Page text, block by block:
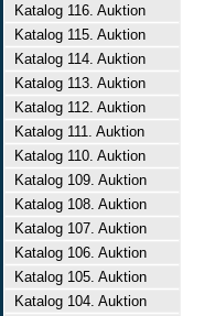
Katalog 116. Auktion
Katalog 115. Auktion
Katalog 114. Auktion
Katalog 113. Auktion
Katalog 112. Auktion
Katalog 111. Auktion
Katalog 110. Auktion
Katalog 109. Auktion
Katalog 108. Auktion
Katalog 107. Auktion
Katalog 106. Auktion
Katalog 105. Auktion
Katalog 104. Auktion